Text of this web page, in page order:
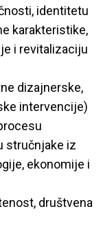
identitetu
karakteristike,
i revitalizaciju
dizajnerske,
intervencije)
stručnjake iz
ekonomije i
društvena